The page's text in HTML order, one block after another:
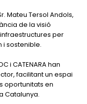
Mateu Tersol Andols,
de la visió
per
sostenible.
i CATENARA han
facilitant un espai
oportunitats en
Catalunya.